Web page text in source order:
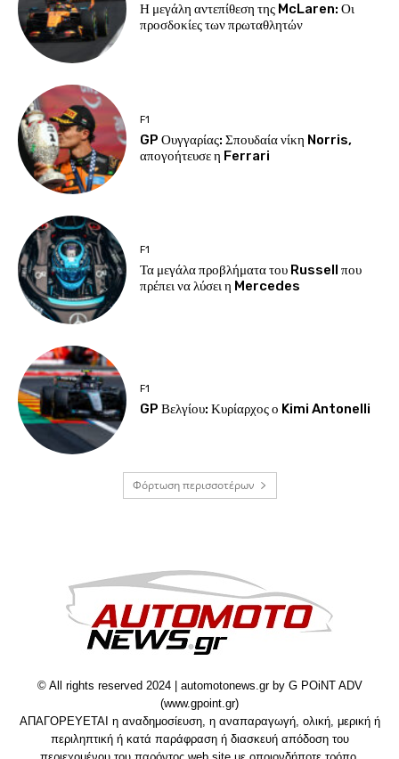
Η μεγάλη αντεπίθεση της McLaren: Οι
προσδοκίες των πρωταθλητών
F1
GP Ουγγαρίας: Σπουδαία νίκη Norris,
απογοήτευσε η Ferrari
F1
Τα μεγάλα προβλήματα του Russell που
πρέπει να λύσει η Mercedes
F1
GP Βελγίου: Κυρίαρχος ο Kimi Antonelli
Φόρτωση περισσοτέρων
© All rights reserved 2024 | automotonews.gr by G POiNT ADV
(www.gpoint.gr)
ΑΠΑΓΟΡΕΥΕΤΑΙ η αναδημοσίευση, η αναπαραγωγή, ολική, μερική ή
περιληπτική ή κατά παράφραση ή διασκευή απόδοση του